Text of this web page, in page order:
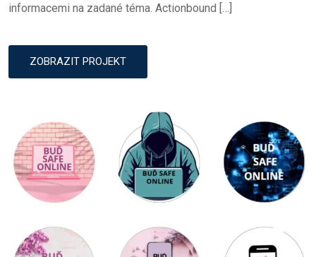
informacemi na zadané téma. Actionbound […]
ZOBRAZIT PROJEKT